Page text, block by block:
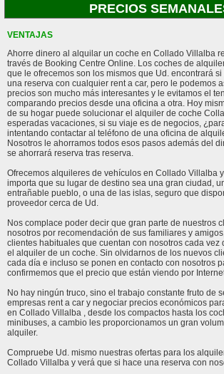
PRECIOS
VENTAJAS
Ahorre dinero al alquilar un coche en Collado Villalba
través de Booking Centre Online. Los coches de
que le ofrecemos son los mismos que Ud. encontrará
una reserva con cualquier rent a car, pero le podemos
precios son mucho más interesantes y le evitamos el
comparando precios desde una oficina a otra. Hoy
de su hogar puede solucionar el alquiler de coche
esperadas vacaciones, si su viaje es de negocios,
intentando contactar al teléfono de una oficina de
Nosotros le ahorramos todos esos pasos además del
se ahorrará reserva tras reserva.
Ofrecemos alquileres de vehículos en Collado Villalba
importa que su lugar de destino sea una gran ciudad,
entrañable pueblo, o una de las islas, seguro que
proveedor cerca de Ud.
Nos complace poder decir que gran parte de nuestros
nosotros por recomendación de sus familiares y
clientes habituales que cuentan con nosotros cada vez
el alquiler de un coche. Sin olvidarnos de los nuevos
cada día e incluso se ponen en contacto con nosotros
confirmemos que el precio que están viendo por
No hay ningún truco, sino el trabajo constante fruto de
empresas rent a car y negociar precios económicos
en Collado Villalba , desde los compactos hasta los
minibuses, a cambio les proporcionamos un gran
alquiler.
Compruebe Ud. mismo nuestras ofertas para los
Collado Villalba y verá que si hace una reserva con